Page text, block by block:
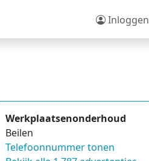
Inloggen
Werkplaatsenonderhoud
Beilen
Telefoonnummer tonen